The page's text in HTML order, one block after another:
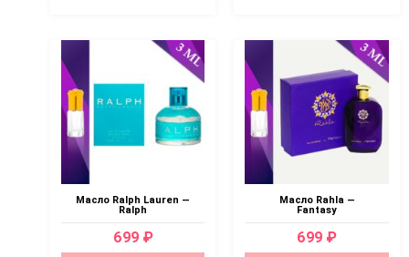
Масло Ralph Lauren —
Ralph
699 ₽
Масло Rahla —
Fantasy
699 ₽